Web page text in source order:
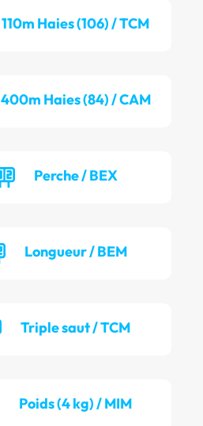
110m Haies (106) / TCM
400m Haies (84) / CAM
Perche / BEX
Longueur / BEM
Triple saut / TCM
Poids (4 kg) / MIM